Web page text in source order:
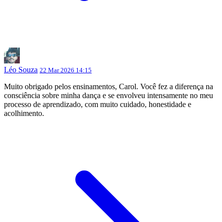
Léo Souza 22 Mar 2026 14:15
Muito obrigado pelos ensinamentos, Carol. Você fez a diferença na
consciência sobre minha dança e se envolveu intensamente no meu
processo de aprendizado, com muito cuidado, honestidade e
acolhimento.